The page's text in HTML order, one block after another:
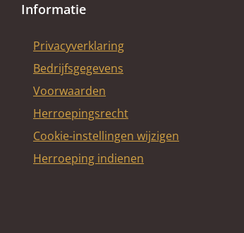
Informatie
Privacyverklaring
Bedrijfsgegevens
Voorwaarden
Herroepingsrecht
Cookie-instellingen wijzigen
Herroeping indienen